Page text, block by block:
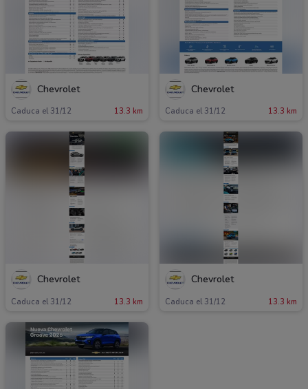
Chevrolet
Caduca el 31/12 13.3 km
Chevrolet
Caduca el 31/12 13.3 km
Chevrolet
Caduca el 31/12 13.3 km
Chevrolet
Caduca el 31/12 13.3 km